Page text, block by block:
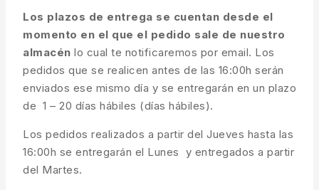
Los plazos de entrega se cuentan desde el
momento en el que el pedido sale de nuestro
almacén lo cual te notificaremos por email. Los
pedidos que se realicen antes de las 16:00h serán
enviados ese mismo día y se entregarán en un plazo
de 1 – 20 días hábiles (días hábiles).
Los pedidos realizados a partir del Jueves hasta las
16:00h se entregarán el Lunes y entregados a partir
del Martes.